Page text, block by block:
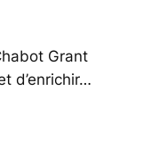
Grant
d’enrichir…